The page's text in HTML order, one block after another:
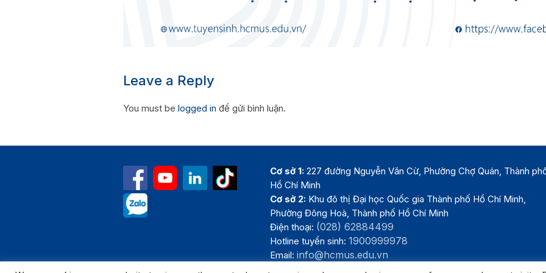
Leave a Reply
You must be logged in để gửi bình luận.
Cơ sở 1: 227 đường Nguyễn Văn Cừ, Phường Chợ Quán, Thành
Hồ Chí Minh
Cơ sở 2: Khu đô thị Đại học Quốc gia Thành phố Hồ Chí Minh,
Phường Đông Hoà, Thành phố Hồ Chí Minh
Điện thoại: (028) 62884499
Hotline tuyển sinh:1900999978
Email:info@hcmus.edu.vn